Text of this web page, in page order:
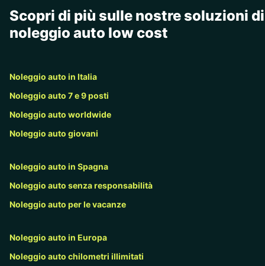
Scopri di più sulle nostre soluzioni di
noleggio auto low cost
Noleggio auto in Italia
Noleggio auto 7 e 9 posti
Noleggio auto worldwide
Noleggio auto giovani
Noleggio auto in Spagna
Noleggio auto senza responsabilità
Noleggio auto per le vacanze
Noleggio auto in Europa
Noleggio auto chilometri illimitati